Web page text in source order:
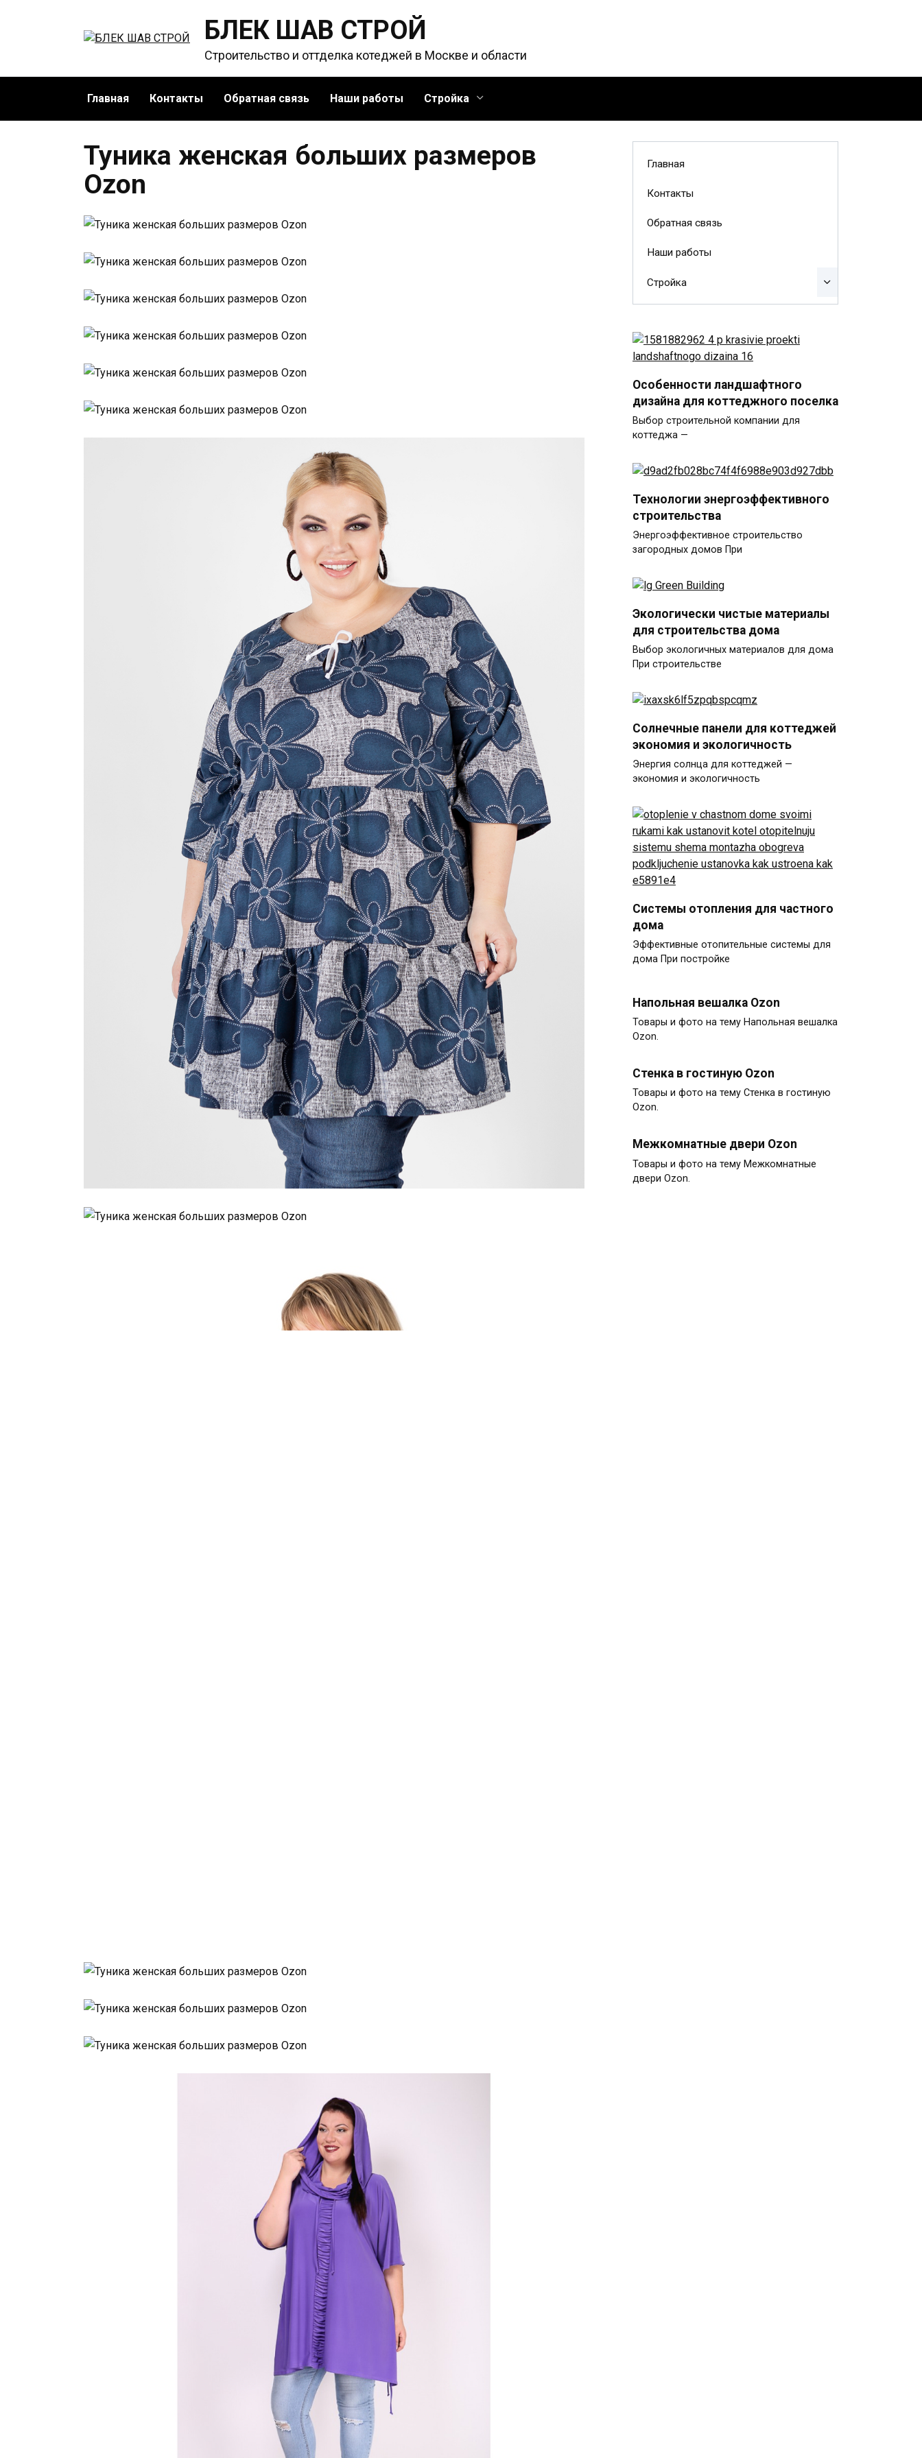
БЛЕК ШАВ СТРОЙ
Строительство и оттделка котеджей в Москве и области
Главная Контакты Обратная связь Наши работы Стройка
Туника женская больших размеров
Ozon
Главная
Контакты
Обратная связь
Наши работы
Стройка
Особенности ландшафтного
дизайна для коттеджного поселка
Выбор строительной компании для
коттеджа —
Технологии энергоэффективного
строительства
Энергоэффективное строительство
загородных домов При
Экологически чистые материалы
для строительства дома
Выбор экологичных материалов для дома
При строительстве
Солнечные панели для коттеджей
экономия и экологичность
Энергия солнца для коттеджей —
экономия и экологичность
Системы отопления для частного
дома
Эффективные отопительные системы для
дома При постройке
Напольная вешалка Ozon
Товары и фото на тему Напольная вешалка
Ozon.
Стенка в гостиную Ozon
Товары и фото на тему Стенка в гостиную
Ozon.
Межкомнатные двери Ozon
Товары и фото на тему Межкомнатные
двери Ozon.